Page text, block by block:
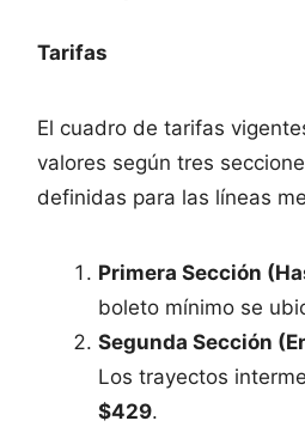
Tarifas
El cuadro de tarifas
valores según tres
definidas para las líneas
Primera Sección
boleto mínimo se
Segunda Sección
Los trayectos
$429.